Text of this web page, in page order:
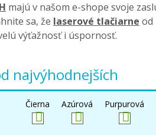
majú v našom e-shope svoje
sa, že laserové tlačiarne od
výťažnosť i úspornosť.
najvýhodnejších
Čierna Azúrová Purpurová